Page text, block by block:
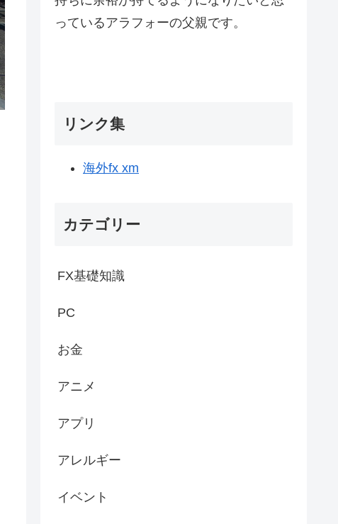
っているアラフォーの父親です。
リンク集
海外fx xm
カテゴリー
FX基礎知識
PC
お金
アニメ
アプリ
アレルギー
イベント